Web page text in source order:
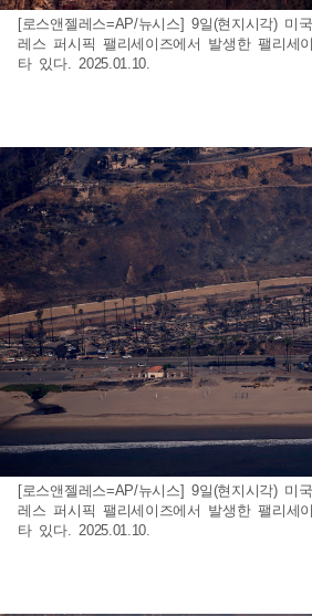
[로스앤젤레스=AP/뉴시스] 9일(현지시각) 미
레스 퍼시픽 팰리세이즈에서 발생한 팰리세
타 있다. 2025.01.10.
[로스앤젤레스=AP/뉴시스] 9일(현지시각) 미
레스 퍼시픽 팰리세이즈에서 발생한 팰리세
타 있다. 2025.01.10.